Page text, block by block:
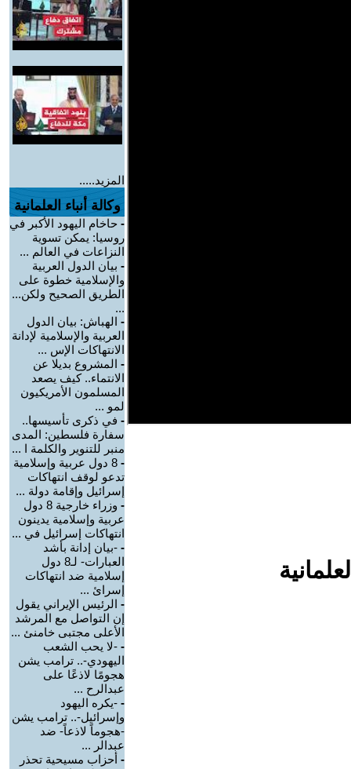
المزيد.....
وكالة أنباء العلمانية
- حاخام اليهود الأكبر في
روسيا: يمكن تسوية
النزاعات في العالم ...
- بيان الدول العربية
والإسلامية خطوة على
الطريق الصحيح ولكن...
...
- الهباش: بيان الدول
العربية والإسلامية لإدانة
الانتهاكات الإس ...
- المشروع بديلا عن
الانتماء.. كيف يصعد
المسلمون الأمريكيون
لمو ...
- في ذكرى تأسيسها..
سفارة فلسطين: المدى
منبر للتنوير والكلمة ا ...
-
8 دول عربية وإسلامية
تدعو لوقف انتهاكات
إسرائيل وإقامة دولة ...
-
وزراء خارجية 8 دول
عربية وإسلامية يدينون
انتهاكات إسرائيل في ...
- -بيان إدانة بأشد
العبارات- لـ8 دول
إسلامية ضد انتهاكات
إسرائ ...
- الرئيس الإيراني يقول
إن التواصل مع المرشد
الأعلى مجتبى خامنئ ...
- -لا يحب الشعب
اليهودي-.. ترامب يشن
هجومًا لاذعًا على
عبدالرح ...
- -يكره اليهود
وإسرائيل-.. ترامب يشن
-هجوماً لاذعاً- ضد
عبدالر ...
- أحزاب مسيحية تحذر